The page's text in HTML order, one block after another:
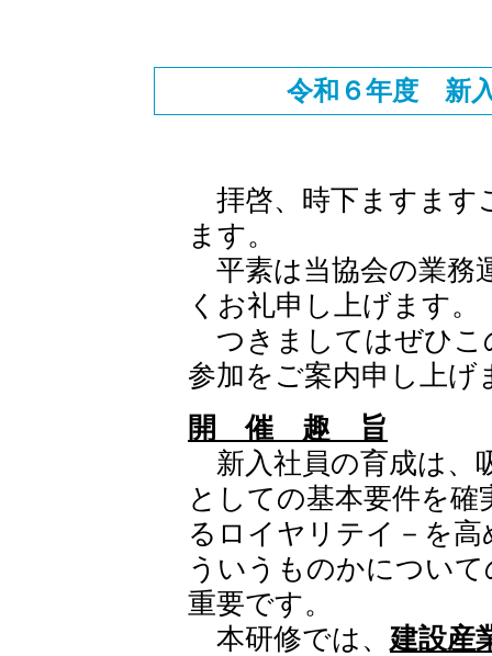
令和６年度 新
拝啓、時下ますます
ます。
平素は当協会の業務
くお礼申し上げます。
つきましてはぜひこ
参加をご案内申し上げ
開 催 趣 旨
新入社員の育成は、
としての基本要件を
るロイヤリテイ－を
ういうものかについ
重要です。
本研修では、 建設産